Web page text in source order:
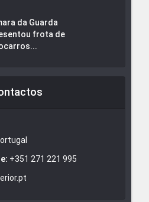
da Guarda
frota de
+351 271 221 995